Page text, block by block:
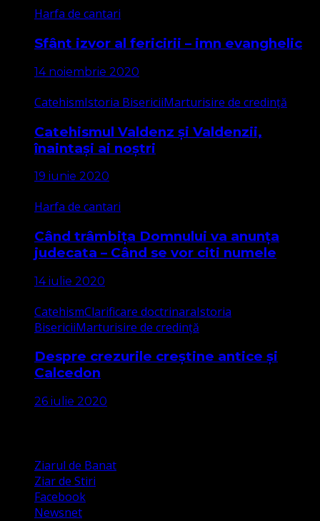
Harfa de cantari
Sfânt izvor al fericirii – imn evanghelic
14 noiembrie 2020
CatehismIstoria BisericiiMarturisire de credință
Catehismul Valdenz și Valdenzii,
înaintași ai noștri
19 iunie 2020
Harfa de cantari
Când trâmbița Domnului va anunța
judecata – Când se vor citi numele
14 iulie 2020
CatehismClarificare doctrinaraIstoria
BisericiiMarturisire de credință
Despre crezurile creștine antice și
Calcedon
26 iulie 2020
Ziarul de Banat
Ziar de Stiri
Facebook
Newsnet